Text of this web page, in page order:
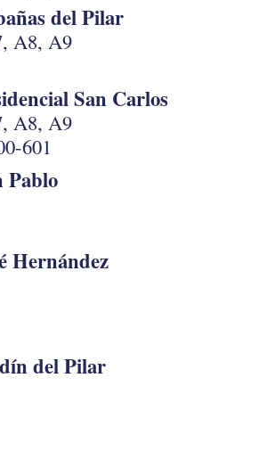
del Pilar
A8, A9
San Carlos
A8, A9
601
Pablo
Hernández
del Pilar